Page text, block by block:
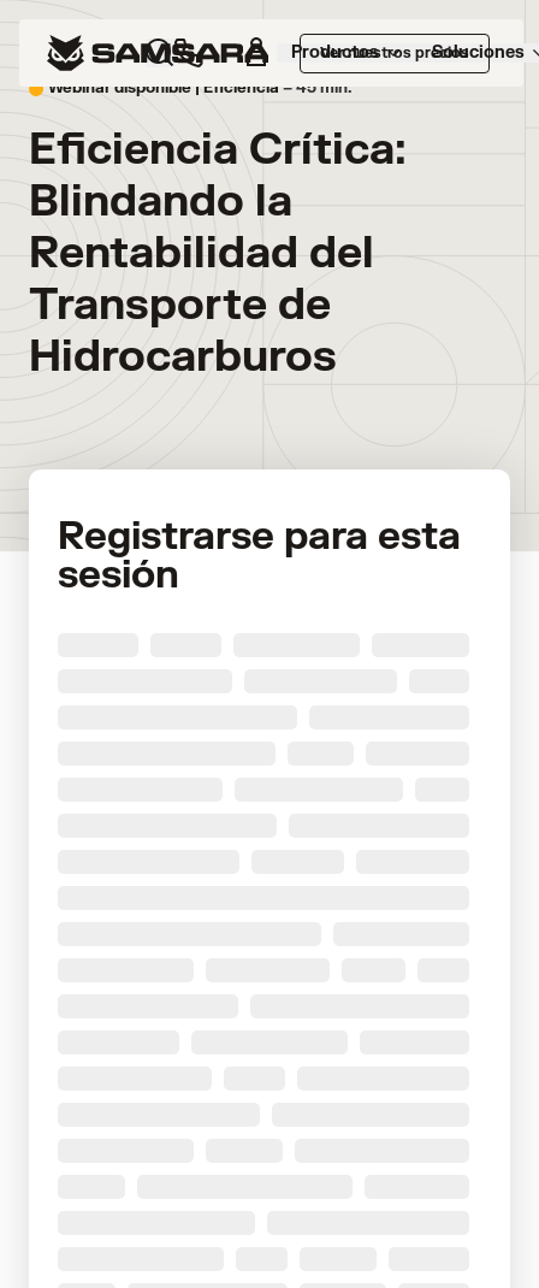
Productos Soluciones
Ver nuestros precios
Webinar disponible |Eficiencia – 45 min.
Eficiencia Crítica:
Blindando la
Rentabilidad del
Transporte de
Hidrocarburos
Registrarse para esta
sesión